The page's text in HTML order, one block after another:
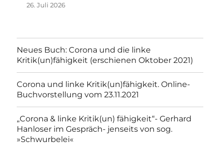
26. Juli 2026
Neues Buch: Corona und die linke
Kritik(un)fähigkeit (erschienen Oktober 2021)
Corona und linke Kritik(un)fähigkeit. Online-
Buchvorstellung vom 23.11.2021
„Corona & linke Kritik(un) fähigkeit“- Gerhard
Hanloser im Gespräch- jenseits von sog.
»Schwurbelei«